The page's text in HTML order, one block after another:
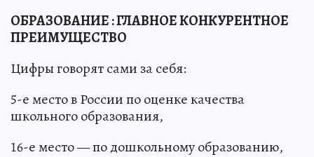
ОБРАЗОВАНИЕ : ГЛАВНОЕ КОНКУРЕНТНОЕ
ПРЕИМУЩЕСТВО
Цифры говорят сами за себя:
5-е место в России по оценке качества
школьного образования,
16-е место — по дошкольному образованию,